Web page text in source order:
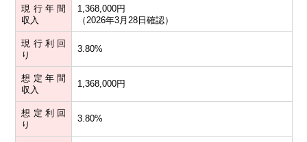
現行年間
収入
1,368,000円
（2026年3月28日確認）
現行利回
り
3.80%
想定年間
収入
1,368,000円
想定利回
り
3.80%